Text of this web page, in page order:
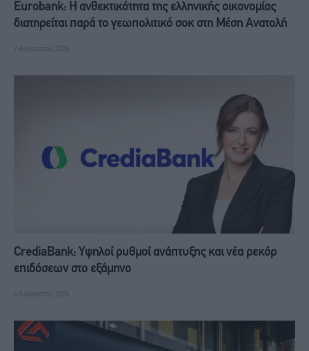
Eurobank: Η ανθεκτικότητα της ελληνικής οικονομίας
διατηρείται παρά το γεωπολιτικό σοκ στη Μέση Ανατολή
7 Αυγούστου, 2026
CrediaBank: Υψηλοί ρυθμοί ανάπτυξης και νέα ρεκόρ
επιδόσεων στο εξάμηνο
6 Αυγούστου, 2026